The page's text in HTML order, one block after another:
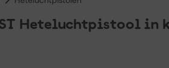
Heteluchtpistool in